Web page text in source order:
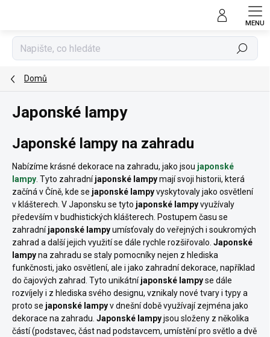
Hledat
Domů
Japonské lampy
Japonské lampy na zahradu
Nabízíme krásné dekorace na zahradu, jako jsou japonské
lampy . Tyto zahradníjaponské lampymají svoji historii, která
začíná v Číně, kde se japonské lampyvyskytovaly jako osvětlení
v klášterech. V Japonsku se tyto japonské lampyvyužívaly
především v budhistických klášterech. Postupem času se
zahradníjaponské lampyumísťovaly do veřejných i soukromých
zahrad a další jejich využití se dále rychle rozšiřovalo. Japonské
lampyna zahradu se staly pomocníky nejen z hlediska
funkčnosti, jako osvětlení, ale i jako zahradní dekorace, například
do čajových zahrad. Tyto unikátníjaponské lampyse dále
rozvíjely i z hlediska svého designu, vznikaly nové tvary i typy a
proto se japonské lampyv dnešní době využívají zejména jako
dekorace na zahradu. Japonské lampyjsou složeny z několika
částí (podstavec, část nad podstavcem, umístění pro světlo a dvě